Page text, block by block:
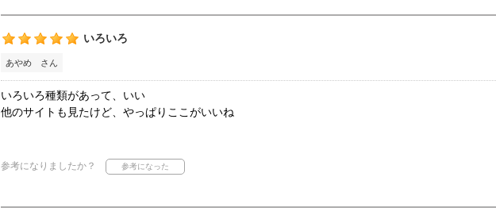
いろいろ
あやめ さん
いろいろ種類があって、いい
他のサイトも見たけど、やっぱりここがいいね
参考になりましたか？